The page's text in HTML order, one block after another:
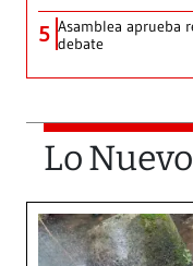
5 Asamblea aprueba
debate
Lo Nuevo